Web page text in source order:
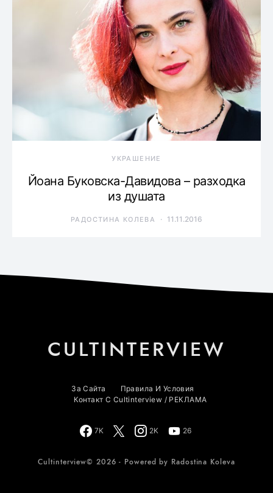
УКРАШЕНИЕ
Йоана Буковска-Давидова – разходка
из душата
РАДОСТИНА КОЛЕВА 11.11.2016
CULTINTERVIEW
За Сайта
Правила И Условия
Контакт С Cultinterview / РЕКЛАМА
7K 2K 26
Cultinterview© 2026 - Powered by Radostina Koleva